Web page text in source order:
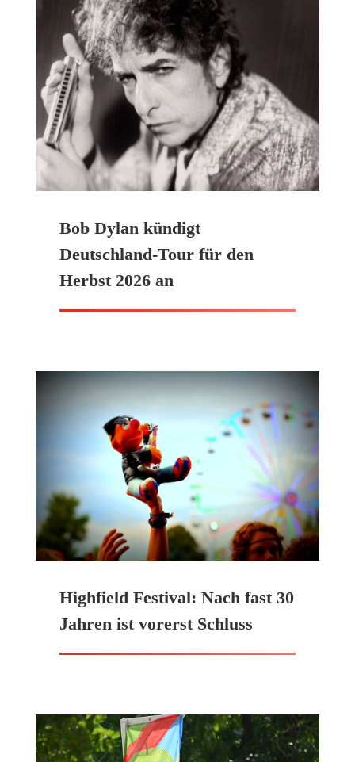
Bob Dylan kündigt
Deutschland-Tour für den
Herbst 2026 an
Highfield Festival: Nach fast 30
Jahren ist vorerst Schluss